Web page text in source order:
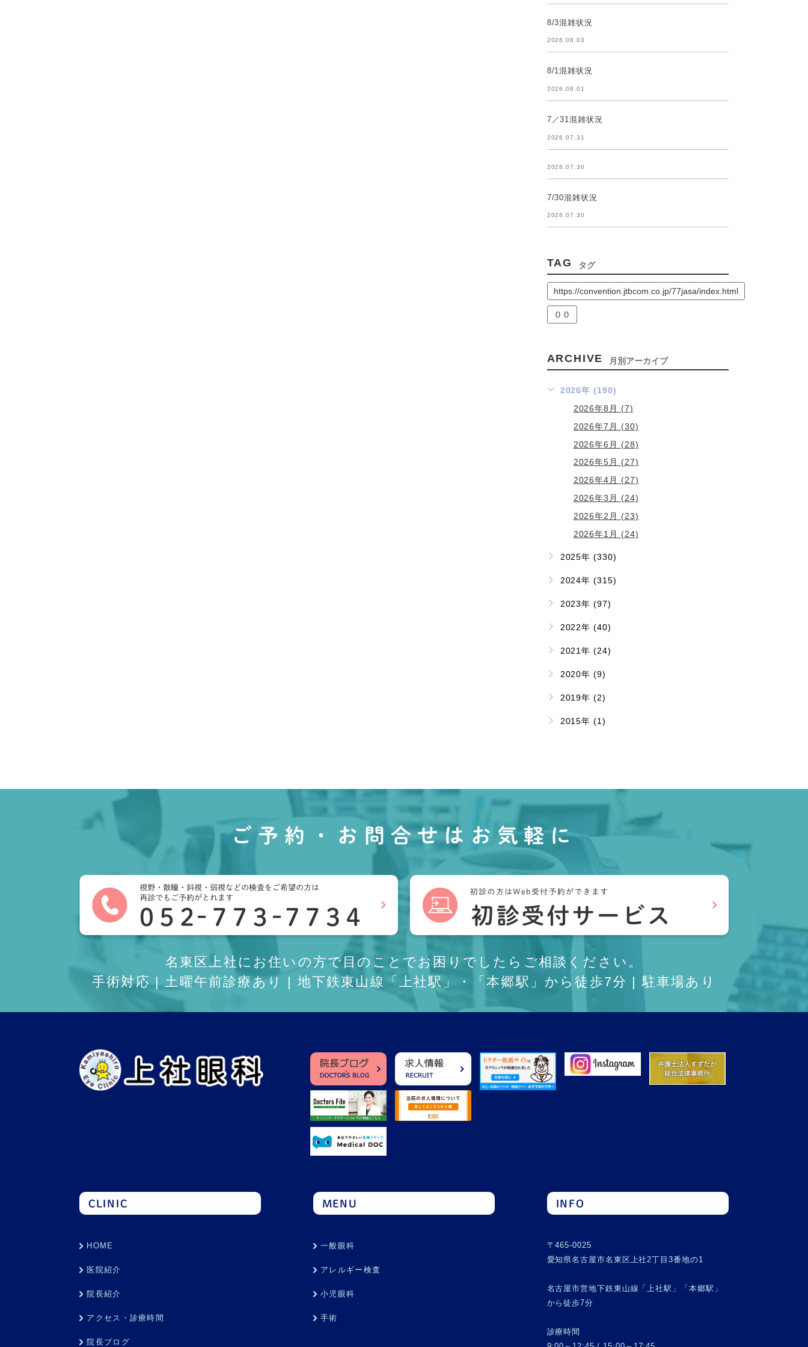
8/3混雑状況
2026.08.03
8/1混雑状況
2026.08.01
7／31混雑状況
2026.07.31
2026.07.30
7/30混雑状況
2026.07.30
TAG タグ
https://convention.jtbcom.co.jp/77jasa/index.html
００
ARCHIVE 月別アーカイブ
2026年 (190)
2026年8月 (7)
2026年7月 (30)
2026年6月 (28)
2026年5月 (27)
2026年4月 (27)
2026年3月 (24)
2026年2月 (23)
2026年1月 (24)
2025年 (330)
2024年 (315)
2023年 (97)
2022年 (40)
2021年 (24)
2020年 (9)
2019年 (2)
2015年 (1)
ご予約・お問合せは お気軽に
名東区上社にお住いの方で目のことでお困りでしたらご相談ください。
手術対応 | 土曜午前診療あり | 地下鉄東山線「上社駅」・「本郷駅」から徒歩7分 | 駐車場あり
CLINIC
HOME
医院紹介
院長紹介
アクセス・診療時間
院長ブログ
MENU
一般眼科
アレルギー検査
小児眼科
手術
INFO
〒465-0025
愛知県名古屋市名東区上社2丁目3番地の1
名古屋市営地下鉄東山線「上社駅」「本郷駅」
から徒歩7分
診療時間